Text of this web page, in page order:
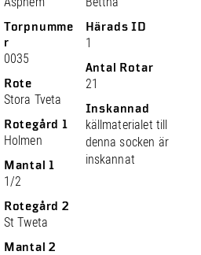
Torpnumme
r
0035
Rote
Stora Tveta
Rotegård 1
Holmen
Mantal 1
1/2
Rotegård 2
St Tweta
Mantal 2
Härads ID
1
Antal Rotar
21
Inskannad
källmaterialet till
denna socken är
inskannat